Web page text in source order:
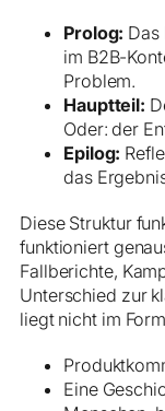
Prolog: Das
im B2B-
Problem.
Hauptteil:
Oder: der
Epilog:
das
Diese Struktur
funktioniert
Fallberichte,
Unterschied zur
liegt nicht im
Eine